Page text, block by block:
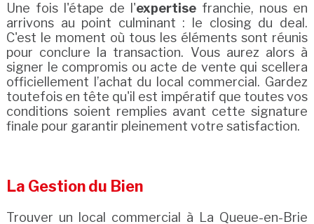
Une fois l'étape de l'expertise franchie, nous en
arrivons au point culminant : le closing du deal.
C'est le moment où tous les éléments sont réunis
pour conclure la transaction. Vous aurez alors à
signer le compromis ou acte de vente qui scellera
officiellement l’achat du local commercial. Gardez
toutefois en tête qu'il est impératif que toutes vos
conditions soient remplies avant cette signature
finale pour garantir pleinement votre satisfaction.
La Gestion du Bien
Trouver un local commercial à La Queue-en-Brie